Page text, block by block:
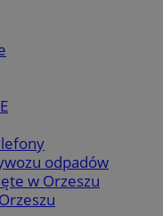
odpadów
w Orzeszu